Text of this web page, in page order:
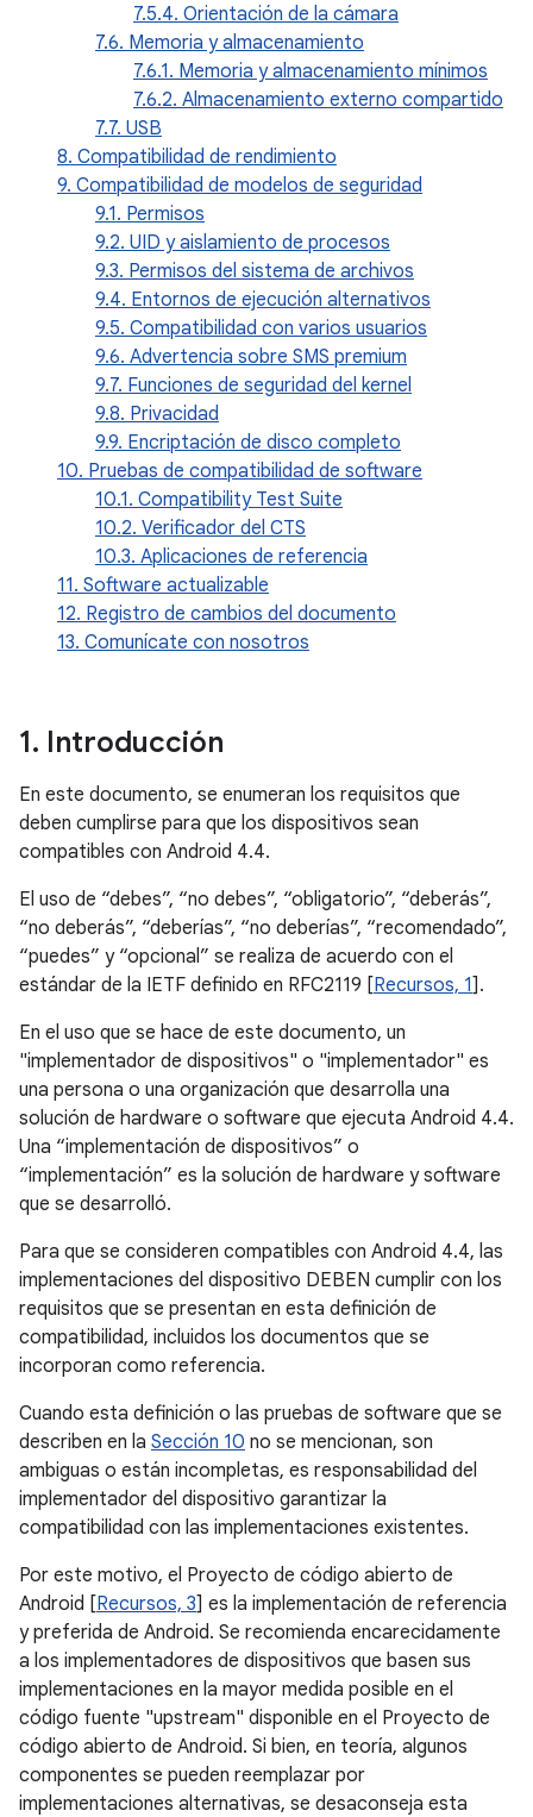
7.5.4. Orientación de la cámara
7.6. Memoria y almacenamiento
7.6.1. Memoria y almacenamiento mínimos
7.6.2. Almacenamiento externo compartido
7.7. USB
8. Compatibilidad de rendimiento
9. Compatibilidad de modelos de seguridad
9.1. Permisos
9.2. UID y aislamiento de procesos
9.3. Permisos del sistema de archivos
9.4. Entornos de ejecución alternativos
9.5. Compatibilidad con varios usuarios
9.6. Advertencia sobre SMS premium
9.7. Funciones de seguridad del kernel
9.8. Privacidad
9.9. Encriptación de disco completo
10. Pruebas de compatibilidad de software
10.1. Compatibility Test Suite
10.2. Verificador del CTS
10.3. Aplicaciones de referencia
11. Software actualizable
12. Registro de cambios del documento
13. Comunícate con nosotros
1. Introducción
En este documento, se enumeran los requisitos que
deben cumplirse para que los dispositivos sean
compatibles con Android 4.4.
El uso de “debes”, “no debes”, “obligatorio”, “deberás”,
“no deberás”, “deberías”, “no deberías”, “recomendado”,
“puedes” y “opcional” se realiza de acuerdo con el
estándar de la IETF definido en RFC2119 [Recursos, 1].
En el uso que se hace de este documento, un
"implementador de dispositivos" o "implementador" es
una persona o una organización que desarrolla una
solución de hardware o software que ejecuta Android 4.4.
Una “implementación de dispositivos” o
“implementación” es la solución de hardware y software
que se desarrolló.
Para que se consideren compatibles con Android 4.4, las
implementaciones del dispositivo DEBEN cumplir con los
requisitos que se presentan en esta definición de
compatibilidad, incluidos los documentos que se
incorporan como referencia.
Cuando esta definición o las pruebas de software que se
describen en la Sección 10 no se mencionan, son
ambiguas o están incompletas, es responsabilidad del
implementador del dispositivo garantizar la
compatibilidad con las implementaciones existentes.
Por este motivo, el Proyecto de código abierto de
Android [Recursos, 3] es la implementación de referencia
y preferida de Android. Se recomienda encarecidamente
a los implementadores de dispositivos que basen sus
implementaciones en la mayor medida posible en el
código fuente "upstream" disponible en el Proyecto de
código abierto de Android. Si bien, en teoría, algunos
componentes se pueden reemplazar por
implementaciones alternativas, se desaconseja esta